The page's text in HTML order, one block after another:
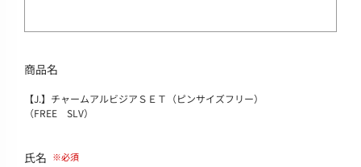
商品名
【J.】チャームアルビジアＳＥＴ（ピンサイズフリー）
（FREE SLV）
氏名